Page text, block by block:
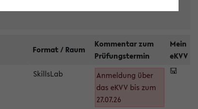
Format / Raum
Kommentar zum
Prüfungstermin
Mein
eKVV
SkillsLab
Anmeldung über
das eKVV bis zum
27.07.26